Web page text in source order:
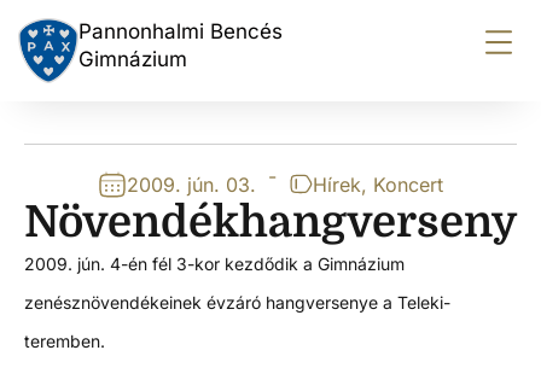
Pannonhalmi Bencés
Gimnázium
2009. jún. 03. - Hírek, Koncert
Növendékhangverseny
2009. jún. 4-én fél 3-kor kezdődik a Gimnázium
zenésznövendékeinek évzáró hangversenye a Teleki-
teremben.